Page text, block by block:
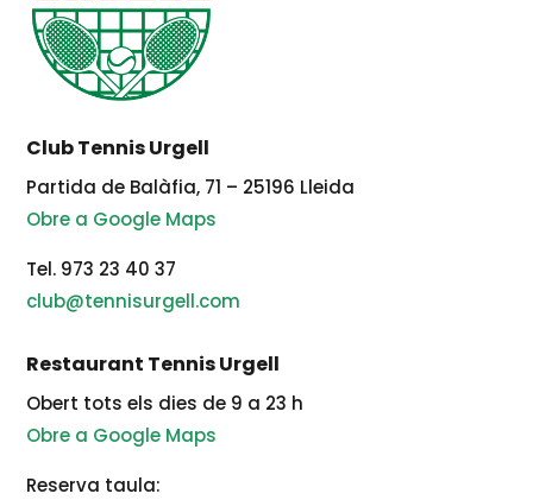
Club Tennis Urgell
Partida de Balàfia, 71 – 25196 Lleida
Obre a Google Maps
Tel. 973 23 40 37
club@tennisurgell.com
Restaurant Tennis Urgell
Obert tots els dies de 9 a 23 h
Obre a Google Maps
Reserva taula: